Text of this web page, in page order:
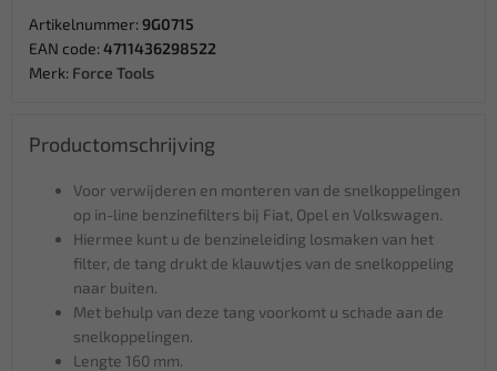
Artikelnummer: 9G0715
EAN code: 4711436298522
Merk: Force Tools
Productomschrijving
Voor verwijderen en monteren van de snelkoppelingen
op in-line benzinefilters bij Fiat, Opel en Volkswagen.
Hiermee kunt u de benzineleiding losmaken van het
filter, de tang drukt de klauwtjes van de snelkoppeling
naar buiten.
Met behulp van deze tang voorkomt u schade aan de
snelkoppelingen.
Lengte 160 mm.